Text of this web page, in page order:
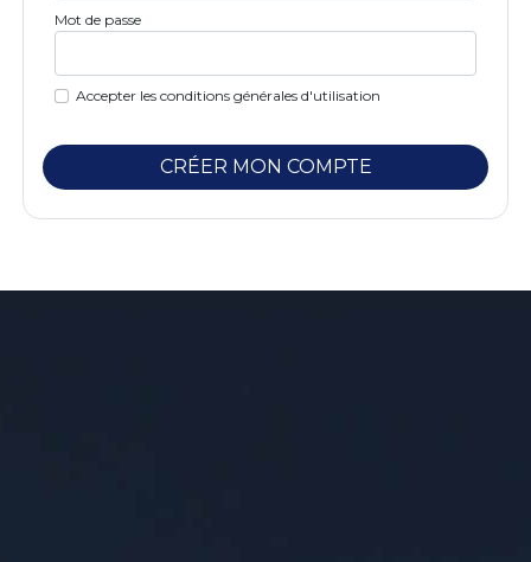
Mot de passe
Accepter les conditions générales d'utilisation
CRÉER MON COMPTE